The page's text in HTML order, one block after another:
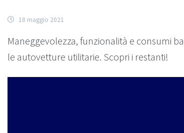
18 maggio 2021
Maneggevolezza, funzionalità e consumi
le autovetture utilitarie. Scopri i restanti!